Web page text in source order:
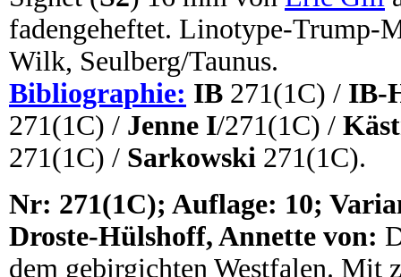
fadengeheftet. Linotype-Trump-
Wilk, Seulberg/Taunus.
Bibliographie: IB 271(1C) / IB-
271(1C) / Jenne I/271(1C) /
271(1C) / Sarkowski 271(1C).
Nr: 271(1C); Auflage: 10;
Droste-Hülshoff, Annette von:
dem gebirgichten Westfalen. Mit